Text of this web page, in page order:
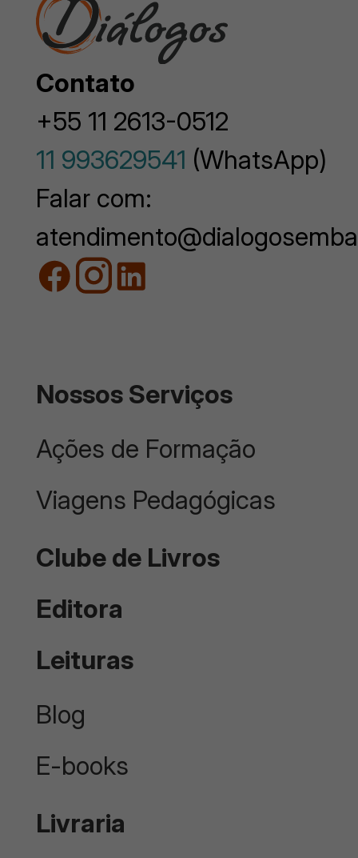
Contato
+55 11 2613-0512
11 993629541 (WhatsApp)
Falar com:
Nossos Serviços
Ações de Formação
Viagens Pedagógicas
Clube de Livros
Editora
Leituras
Blog
E-books
Livraria